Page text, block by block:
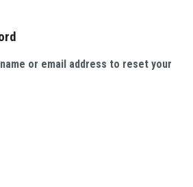
or email address to reset your